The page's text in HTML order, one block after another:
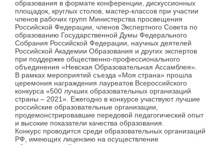
образования в формате конференции, дискуссионных
площадок, круглых столов, мастер-классов при участии
членов рабочих групп Министерства просвещения
Российской Федерации, членов Экспертного Совета по
образованию Государственной Думы Федерального
Собрания Российской Федерации, научных деятелей
Российской Академии Образования и других экспертов
при поддержке общественно-профессионального
объединения «Невская Образовательная Ассамблея».
В рамках мероприятий съезда «Моя страна» прошла
церемония награждения лауреатов Всероссийского
конкурса «500 лучших образовательных организаций
страны – 2021». Ежегодно в конкурсе участвуют лучшие
российские образовательные организации,
продемонстрировавшие передовой педагогический опыт
и высокие показатели качества образования.
Конкурс проводится среди образовательных организаций
РФ, имеющих лицензию на осуществление